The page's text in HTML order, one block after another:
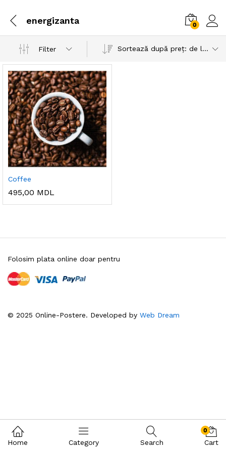
energizanta 0
Filter Sortează după preț: de la mare la mic
Coffee
495,00 MDL
© 2025 Online-Postere. Developed by Web Dream
Folosim plata online doar pentru
Home Category Search
0
Cart